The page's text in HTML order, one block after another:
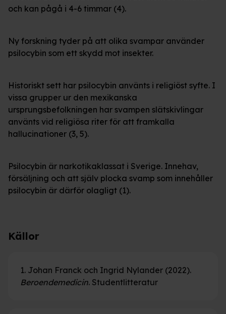
och kan pågå i 4-6 timmar (4).
Ny forskning tyder på att olika svampar använder
psilocybin som ett skydd mot insekter.
Historiskt sett har psilocybin använts i religiöst syfte. I
vissa grupper ur den mexikanska
ursprungsbefolkningen har svampen slätskivlingar
använts vid religiösa riter för att framkalla
hallucinationer (3, 5).
Psilocybin är narkotikaklassat i Sverige. Innehav,
försäljning och att själv plocka svamp som innehåller
psilocybin är därför olagligt (1).
Källor
1. Johan Franck och Ingrid Nylander (2022).
Beroendemedicin. Studentlitteratur